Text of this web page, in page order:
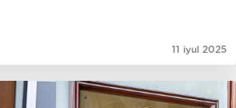
11 iyul 2025